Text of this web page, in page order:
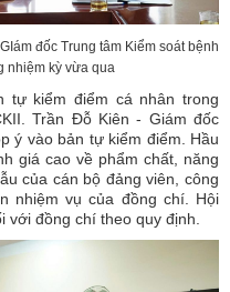
đốc Trung tâm Kiểm soát bệnh
nhiệm kỳ vừa qua
tự kiểm điểm cá nhân trong
Trần Đỗ Kiên - Giám đốc
ý vào bản tự kiểm điểm. Hầu
giá cao về phẩm chất, năng
của cán bộ đảng viên, công
nhiệm vụ của đồng chí. Hội
với đồng chí theo quy định.